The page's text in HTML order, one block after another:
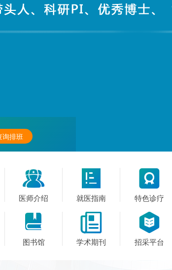
询排班

医师介绍

就医指南

特色诊疗

图书馆

学术期刊

招采平台